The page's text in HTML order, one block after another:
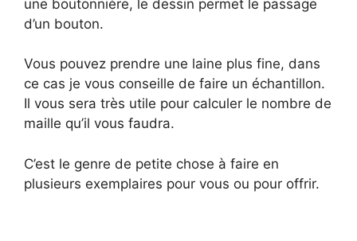
une boutonnière, le dessin permet le passage
d’un bouton.
Vous pouvez prendre une laine plus fine, dans
ce cas je vous conseille de faire un échantillon.
Il vous sera très utile pour calculer le nombre de
maille qu’il vous faudra.
C’est le genre de petite chose à faire en
plusieurs exemplaires pour vous ou pour offrir.